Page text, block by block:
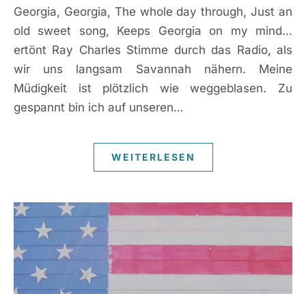
Georgia, Georgia, The whole day through, Just an
old sweet song, Keeps Georgia on my mind…
ertönt Ray Charles Stimme durch das Radio, als
wir uns langsam Savannah nähern. Meine
Müdigkeit ist plötzlich wie weggeblasen. Zu
gespannt bin ich auf unseren…
WEITERLESEN